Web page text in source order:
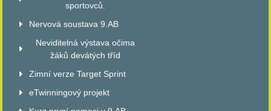
sportovců.
Nervová soustava 9.AB
Neviditelná výstava očima
žáků devátých tříd
Zimní verze Target Sprint
eTwinningový projekt